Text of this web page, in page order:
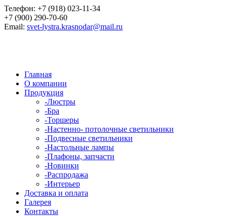
Телефон: +7 (918) 023-11-34
+7 (900) 290-70-60
Email: svet-lystra.krasnodar@mail.ru
Главная
О компании
Продукция
-Люстры
-Бра
-Торшеры
-Настенно- потолочные светильники
-Подвесные светильники
-Настольные лампы
-Плафоны, запчасти
-Новинки
-Распродажа
-Интерьер
Доставка и оплата
Галерея
Контакты